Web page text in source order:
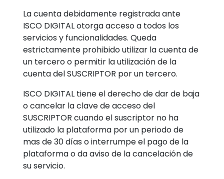
La cuenta debidamente registrada ante
ISCO DIGITAL otorga acceso a todos los
servicios y funcionalidades. Queda
estrictamente prohibido utilizar la cuenta de
un tercero o permitir la utilización de la
cuenta del SUSCRIPTOR por un tercero.
ISCO DIGITAL tiene el derecho de dar de baja
o cancelar la clave de acceso del
SUSCRIPTOR cuando el suscriptor no ha
utilizado la plataforma por un periodo de
mas de 30 días o interrumpe el pago de la
plataforma o da aviso de la cancelación de
su servicio.